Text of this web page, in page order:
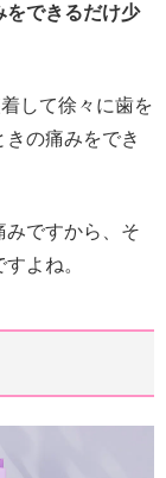
をできるだけ少
して徐々に歯を
の痛みをでき
みですから、そ
よね。